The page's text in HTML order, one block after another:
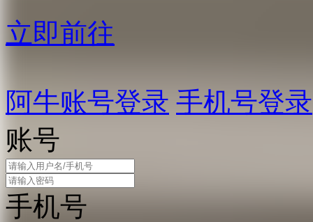
立即前往
阿牛账号登录 手机号登录
账号
手机号